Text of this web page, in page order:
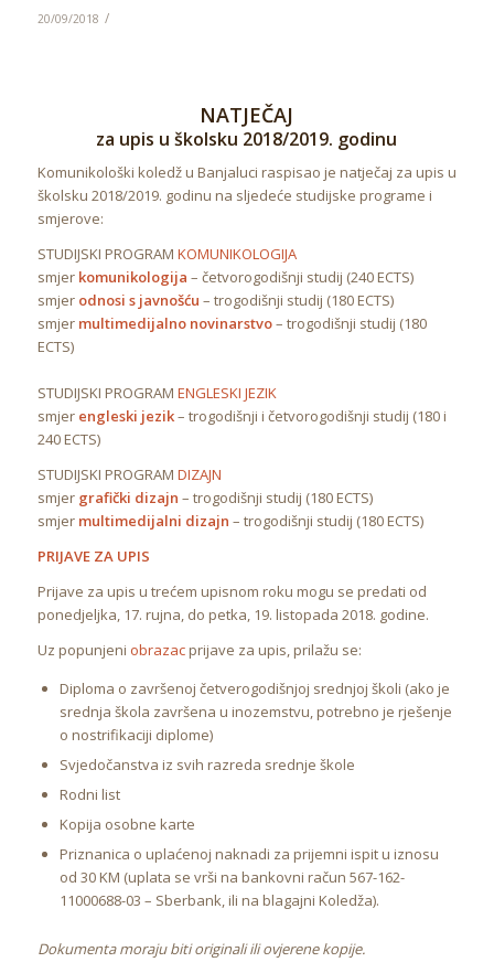
20/09/2018 /
NATJEČAJ
za upis u školsku 2018/2019. godinu
Komunikološki koledž u Banjaluci raspisao je natječaj za upis u
školsku 2018/2019. godinu na sljedeće studijske programe i
smjerove:
STUDIJSKI PROGRAM KOMUNIKOLOGIJA
smjer komunikologija – četvorogodišnji studij (240 ECTS)
smjer odnosi s javnošću – trogodišnji studij (180 ECTS)
smjer multimedijalno novinarstvo– trogodišnji studij (180
ECTS)
STUDIJSKI PROGRAM ENGLESKI JEZIK
smjer engleski jezik– trogodišnji i četvorogodišnji studij (180 i
240 ECTS)
STUDIJSKI PROGRAM DIZAJN
smjer grafički dizajn – trogodišnji studij (180 ECTS)
smjer multimedijalni dizajn – trogodišnji studij (180 ECTS)
PRIJAVE ZA UPIS
Prijave za upis u trećem upisnom roku mogu se predati od
ponedjeljka, 17. rujna, do petka, 19. listopada 2018. godine.
Uz popunjeni obrazacprijave za upis, prilažu se:
Diploma o završenoj četverogodišnjoj srednjoj školi (ako je
srednja škola završena u inozemstvu, potrebno je rješenje
o nostrifikaciji diplome)
Svjedočanstva iz svih razreda srednje škole
Rodni list
Kopija osobne karte
Priznanica o uplaćenoj naknadi za prijemni ispit u iznosu
od 30 KM (uplata se vrši na bankovni račun 567-162-
11000688-03 – Sberbank, ili na blagajni Koledža).
Dokumenta moraju biti originali ili ovjerene kopije.